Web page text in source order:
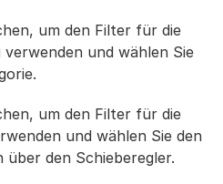
um den Filter für die
und wählen Sie
um den Filter für die
und wählen Sie den
den Schieberegler.